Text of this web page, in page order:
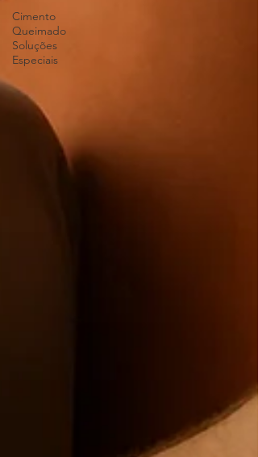
Cimento
Queimado
Soluções
Especiais